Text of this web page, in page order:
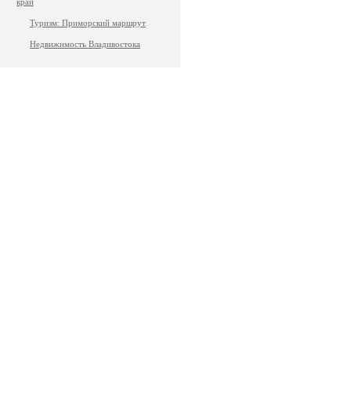
Туризм: Приморский маршрут
Недвижимость Владивостока